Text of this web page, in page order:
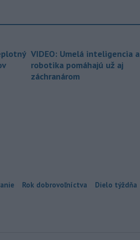
VIDEO: Umelá inteligencia a
robotika pomáhajú už aj
záchranárom
Rok dobrovoľníctva Dielo týždňa